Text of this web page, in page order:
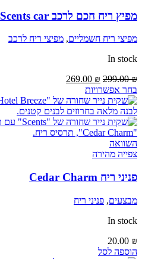
מפיץ ריח חכם לרכב Scents car
מפיצי ריח חשמליים, מפיצי ריח לרכב
In stock
299.00₪
המחיר
המקורי
היה:
299.00 ₪.
269.00 ₪
הוא:
269.00 ₪.
בחר אפשרויות
השוואה
צפייה מהירה
פניני ריח Cedar Charm
מבצעים, פניני ריח
In stock
20.00 ₪
הוספה לסל